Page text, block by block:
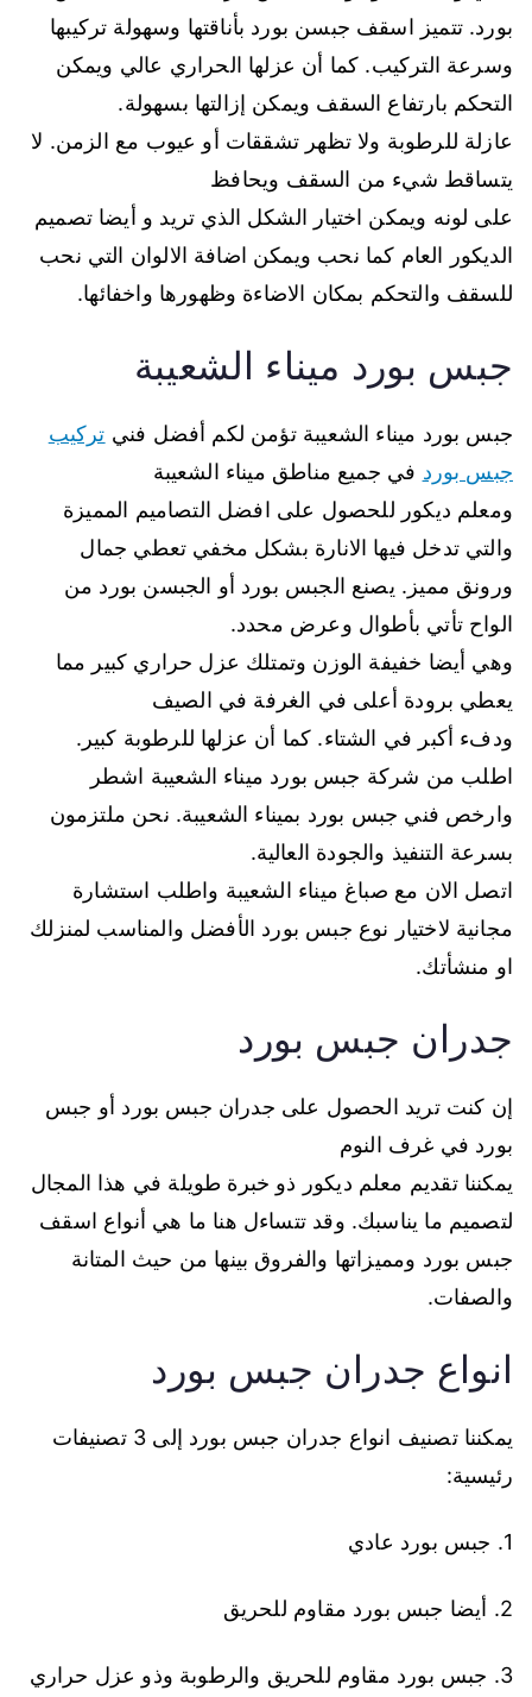
بورد. تتميز اسقف جبسن بورد بأناقتها وسهولة تركيبها
وسرعة التركيب. كما أن عزلها الحراري عالي ويمكن
التحكم بارتفاع السقف ويمكن إزالتها بسهولة.
عازلة للرطوبة ولا تظهر تشققات أو عيوب مع الزمن. لا
يتساقط شيء من السقف ويحافظ
على لونه ويمكن اختيار الشكل الذي تريد و أيضا تصميم
الديكور العام كما نحب ويمكن اضافة الالوان التي نحب
للسقف والتحكم بمكان الاضاءة وظهورها واخفائها.
جبس بورد ميناء الشعيبة
جبس بورد ميناء الشعيبة تؤمن لكم أفضل فني تركيب
جبس بورد في جميع مناطق ميناء الشعيبة
ومعلم ديكور للحصول على افضل التصاميم المميزة
والتي تدخل فيها الانارة بشكل مخفي تعطي جمال
ورونق مميز. يصنع الجبس بورد أو الجبسن بورد من
الواح تأتي بأطوال وعرض محدد.
وهي أيضا خفيفة الوزن وتمتلك عزل حراري كبير مما
يعطي برودة أعلى في الغرفة في الصيف
ودفء أكبر في الشتاء. كما أن عزلها للرطوبة كبير.
اطلب من شركة جبس بورد ميناء الشعيبة اشطر
وارخص فني جبس بورد بميناء الشعيبة. نحن ملتزمون
بسرعة التنفيذ والجودة العالية.
اتصل الان مع صباغ ميناء الشعيبة واطلب استشارة
مجانية لاختيار نوع جبس بورد الأفضل والمناسب لمنزلك
او منشأتك.
جدران جبس بورد
إن كنت تريد الحصول على جدران جبس بورد أو جبس
بورد في غرف النوم
يمكننا تقديم معلم ديكور ذو خبرة طويلة في هذا المجال
لتصميم ما يناسبك. وقد تتساءل هنا ما هي أنواع اسقف
جبس بورد ومميزاتها والفروق بينها من حيث المتانة
والصفات.
انواع جدران جبس بورد
يمكننا تصنيف انواع جدران جبس بورد إلى 3 تصنيفات
رئيسية:
1. جبس بورد عادي
2. أيضا جبس بورد مقاوم للحريق
3. جبس بورد مقاوم للحريق والرطوبة وذو عزل حراري